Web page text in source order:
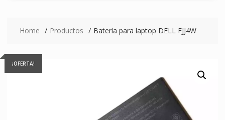
Home Productos Batería para laptop DELL FJJ4W
¡OFERTA!